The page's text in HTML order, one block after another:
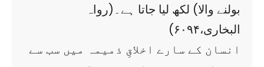
بولنے والا) لکھ لیا جاتا ہے۔(رواہ
البخاری،۶۰۹۴)
انسان کے سارے اخلاقِ ذمیمہ میں سب سے